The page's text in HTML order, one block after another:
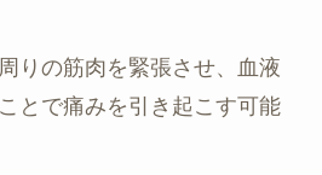
りの筋肉を緊張させ、血液
とで痛みを引き起こす可能